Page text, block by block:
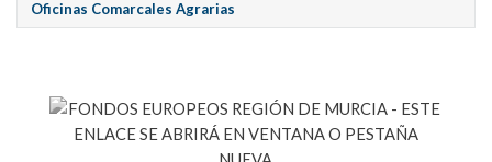
Oficinas Comarcales Agrarias